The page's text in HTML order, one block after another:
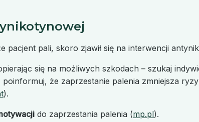
pacjent pali, skoro zjawił się na interwencji
się na możliwych szkodach – szukaj
że zaprzestanie palenia zmniejsza
).
do zaprzestania palenia (mp.pl).